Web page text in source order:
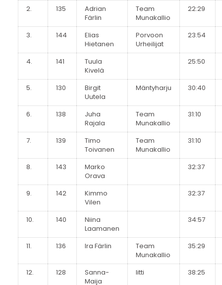
2. 135
Adrian
Färlin
Team
Munakallio
22:29
3. 144
Elias
Hietanen
Porvoon
Urheilijat
23:54
4. 141
Tuula
Kivelä
25:50
5. 130
Birgit
Uutela
Mäntyharju 30:40
6. 138
Juha
Rajala
Team
Munakallio
31:10
7. 139
Timo
Toivanen
Team
Munakallio
31:10
8. 143
Marko
Orava
32:37
9. 142
Kimmo
Vilen
32:37
10. 140
Niina
Laamanen
34:57
11. 136 Ira Färlin
Team
Munakallio
35:29
12. 128
Sanna-
Maija
Iitti 38:25